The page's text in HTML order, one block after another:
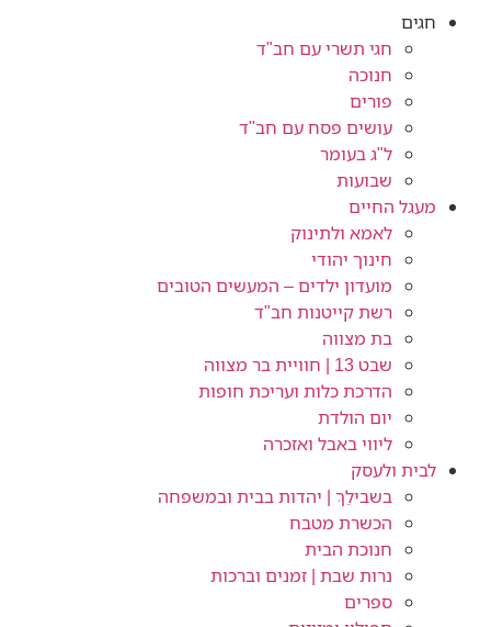
חגים
חגי תשרי עם חב"ד
חנוכה
פורים
עושים פסח עם חב"ד
ל"ג בעומר
שבועות
מעגל החיים
לאמא ולתינוק
חינוך יהודי
מועדון ילדים – המעשים הטובים
רשת קייטנות חב"ד
בת מצווה
שבט 13 | חוויית בר מצווה
הדרכת כלות ועריכת חופות​
יום הולדת
ליווי באבל ואזכרה
לבית ולעסק
בשבילֵךְ | יהדות בבית ובמשפחה
הכשרת מטבח
חנוכת הבית
נרות שבת | זמנים וברכות
ספרים